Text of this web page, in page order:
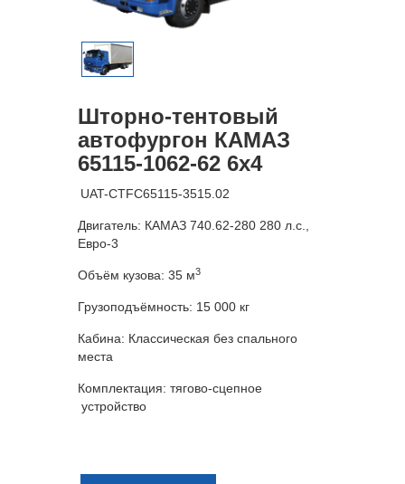
Шторно-тентовый
автофургон КАМАЗ
65115-1062-62 6х4
UAT-CTFC65115-3515.02
Двигатель: КАМАЗ 740.62-280 280 л.с.,
Евро-3
Объём кузова: 35 м3
Грузоподъёмность: 15 000 кг
Кабина: Классическая без спального
места
Комплектация: тягово-сцепное
устройство